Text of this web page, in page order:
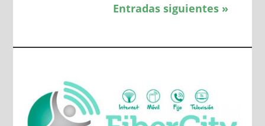
Entradas siguientes »